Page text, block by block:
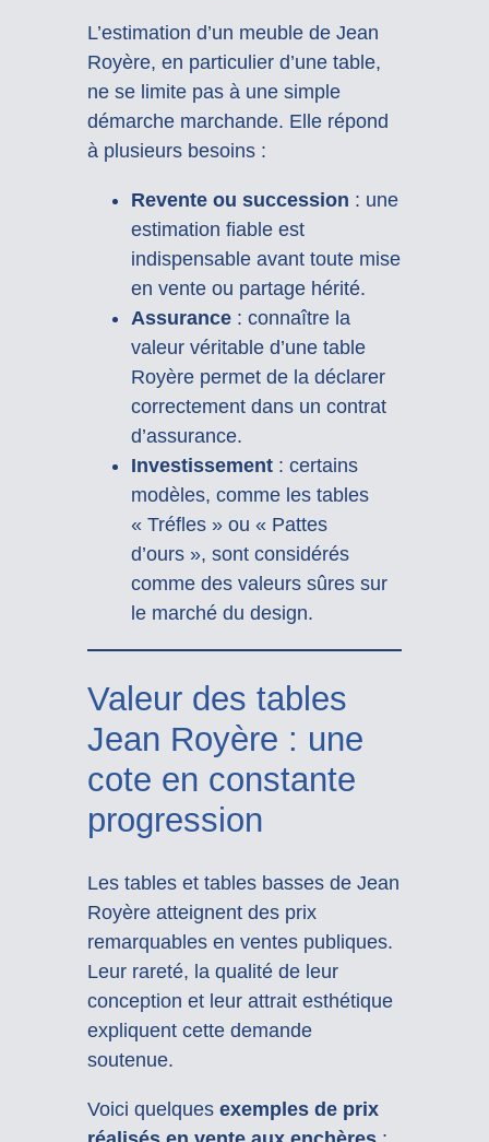
L’estimation d’un meuble de Jean
Royère, en particulier d’une table,
ne se limite pas à une simple
démarche marchande. Elle répond
à plusieurs besoins :
Revente ou succession : une
estimation fiable est
indispensable avant toute mise
en vente ou partage hérité.
Assurance: connaître la
valeur véritable d’une table
Royère permet de la déclarer
correctement dans un contrat
d’assurance.
Investissement: certains
modèles, comme les tables
« Tréfles » ou « Pattes
d’ours », sont considérés
comme des valeurs sûres sur
le marché du design.
Valeur des tables
Jean Royère : une
cote en constante
progression
Les tables et tables basses de Jean
Royère atteignent des prix
remarquables en ventes publiques.
Leur rareté, la qualité de leur
conception et leur attrait esthétique
expliquent cette demande
soutenue.
Voici quelques exemples de prix